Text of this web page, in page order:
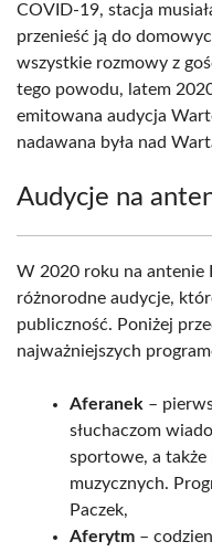
COVID-19, stacja
przenieść ją do
wszystkie rozmowy z
tego powodu, latem
emitowana audycja
nadawana była nad
Audycje na
W 2020 roku na antenie
różnorodne audycje,
publiczność. Poniżej
najważniejszych
Aferanek –
słuchaczom
sportowe, a także
muzycznych.
Paczek,
Aferytm –